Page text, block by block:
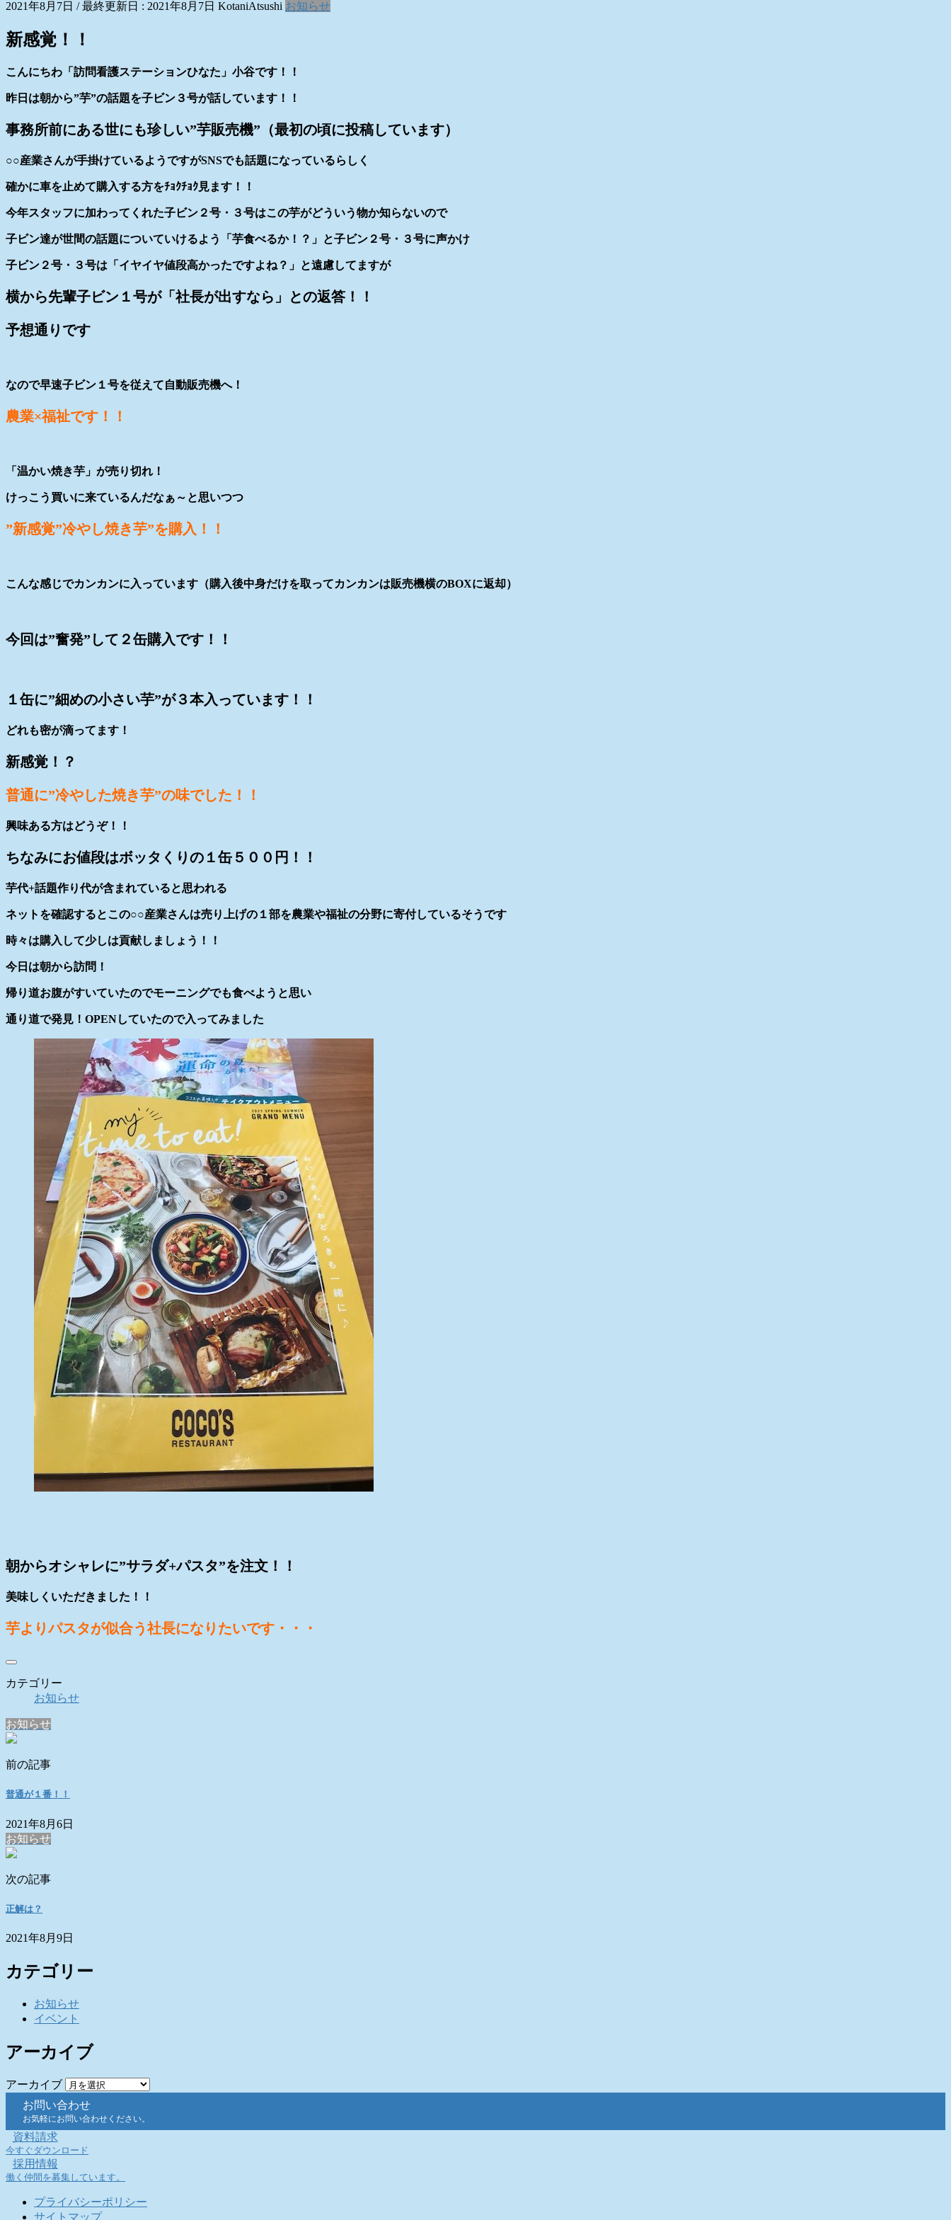
2021年8月7日 / 最終更新日 : 2021年8月7日 KotaniAtsushi お知らせ
新感覚！！
こんにちわ「訪問看護ステーションひなた」小谷です！！
昨日は朝から”芋”の話題を子ビン３号が話しています！！
事務所前にある世にも珍しい”芋販売機”（最初の頃に投稿しています）
○○産業さんが手掛けているようですがSNSでも話題になっているらしく
確かに車を止めて購入する方をﾁｮｸﾁｮｸ見ます！！
今年スタッフに加わってくれた子ビン２号・３号はこの芋がどういう物か知らないので
子ビン達が世間の話題についていけるよう「芋食べるか！？」と子ビン２号・３号に声かけ
子ビン２号・３号は「イヤイヤ値段高かったですよね？」と遠慮してますが
横から先輩子ビン１号が「社長が出すなら」との返答！！
予想通りです
なので早速子ビン１号を従えて自動販売機へ！
農業×福祉です！！
「温かい焼き芋」が売り切れ！
けっこう買いに来ているんだなぁ～と思いつつ
”新感覚”冷やし焼き芋”を購入！！
こんな感じでカンカンに入っています（購入後中身だけを取ってカンカンは販売機横のBOXに返却）
今回は”奮発”して２缶購入です！！
１缶に”細めの小さい芋”が３本入っています！！
どれも密が滴ってます！
新感覚！？
普通に”冷やした焼き芋”の味でした！！
興味ある方はどうぞ！！
ちなみにお値段はボッタくりの１缶５００円！！
芋代+話題作り代が含まれていると思われる
ネットを確認するとこの○○産業さんは売り上げの１部を農業や福祉の分野に寄付しているそうです
時々は購入して少しは貢献しましょう！！
今日は朝から訪問！
帰り道お腹がすいていたのでモーニングでも食べようと思い
通り道で発見！OPENしていたので入ってみました
朝からオシャレに”サラダ+パスタ”を注文！！
美味しくいただきました！！
芋よりパスタが似合う社長になりたいです・・・
カテゴリー
お知らせ
お知らせ
前の記事
普通が１番！！
2021年8月6日
お知らせ
次の記事
正解は？
2021年8月9日
カテゴリー
お知らせ
イベント
アーカイブ
アーカイブ
お問い合わせ
お気軽にお問い合わせください。
資料請求
今すぐダウンロード
採用情報
働く仲間を募集しています。
プライバシーポリシー
サイトマップ